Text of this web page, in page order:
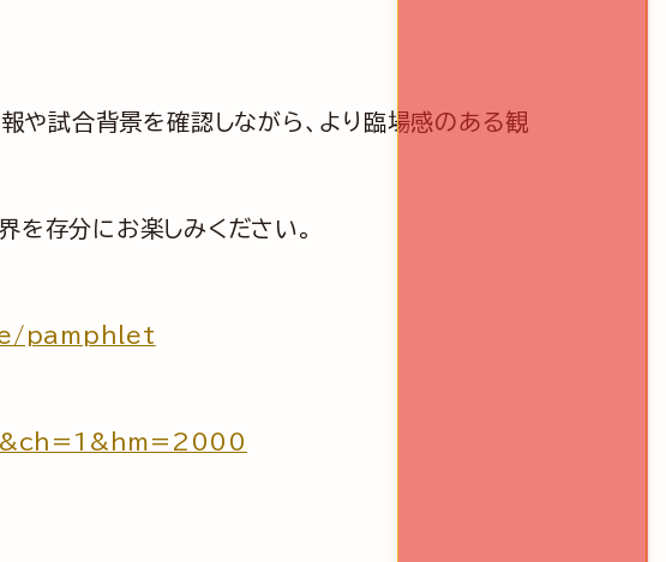
や試合背景を確認しながら、より臨場感のある観
存分にお楽しみください。
pamphlet